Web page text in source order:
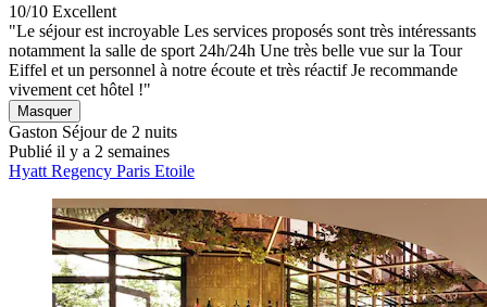
10/10 Excellent
"Le séjour est incroyable Les services proposés sont très intéressants
notamment la salle de sport 24h/24h Une très belle vue sur la Tour
Eiffel et un personnel à notre écoute et très réactif Je recommande
vivement cet hôtel !"
Masquer
Gaston Séjour de 2 nuits
Publié il y a 2 semaines
Hyatt Regency Paris Etoile